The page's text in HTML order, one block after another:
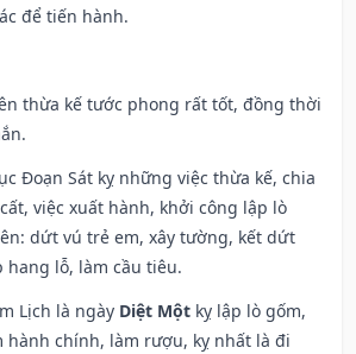
để tiến hành.
thừa kế tước phong rất tốt, đồng thời
Đoạn Sát kỵ những việc thừa kế, chia
việc xuất hành, khởi công lập lò
dứt vú trẻ em, xây tường, kết dứt
lỗ, làm cầu tiêu.
Lịch là ngày Diệt Một kỵ lập lò gốm,
hành chính, làm rượu, kỵ nhất là đi